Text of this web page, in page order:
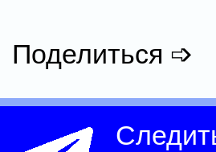
Поделиться ➩